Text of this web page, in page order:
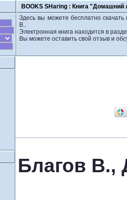
BOOKS SHaring : Книга "Домашний
Здесь вы можете бесплатно скачать
В..
Электронная книга находится в
Вы можете оставить свой отзыв и
Благов В.,